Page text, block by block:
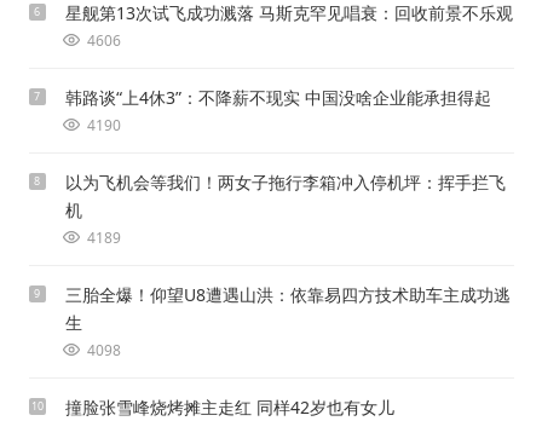
6 星舰第13次试飞成功溅落 马斯克罕见唱衰：回收前景不乐观
4606
7 韩路谈“上4休3”：不降薪不现实 中国没啥企业能承担得起
4190
8
以为飞机会等我们！两女子拖行李箱冲入停机坪：挥手拦飞
机
4189
9
三胎全爆！仰望U8遭遇山洪：依靠易四方技术助车主成功逃
生
4098
10 撞脸张雪峰烧烤摊主走红 同样42岁也有女儿